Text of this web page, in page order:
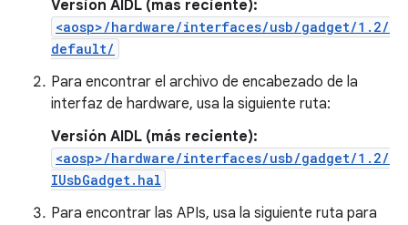
Versión AIDL (más reciente):
<aosp>/hardware/interfaces/usb/gadget/1.2/
default/
Para encontrar el archivo de encabezado de la
interfaz de hardware, usa la siguiente ruta:
Versión AIDL (más reciente):
<aosp>/hardware/interfaces/usb/gadget/1.2/
IUsbGadget.hal
Para encontrar las APIs, usa la siguiente ruta para